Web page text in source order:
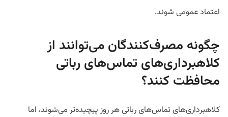
اعتماد عمومی شوند.
چگونه مصرف‌کنندگان می‌توانند از
کلاهبرداری‌های تماس‌های رباتی
محافظت کنند؟
کلاهبرداری‌های تماس‌های رباتی هر روز پیچیده‌تر می‌شوند، اما